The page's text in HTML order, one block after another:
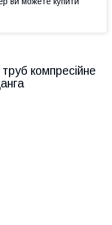
компресійне